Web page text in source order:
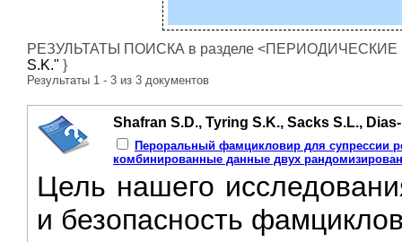
РЕЗУЛЬТАТЫ ПОИСКА в разделе <ПЕРИОДИЧЕСКИЕ
S.K." }
Результаты 1 - 3 из 3 документов
Shafran S.D., Tyring S.K., Sacks S.L.,
Пероральный фамцикловир для супрессии
комбинированные данные двух
Цель нашего
и безопасность